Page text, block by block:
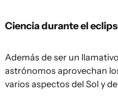
Ciencia durante el
Además de ser un
astrónomos aprovechan
varios aspectos del Sol y